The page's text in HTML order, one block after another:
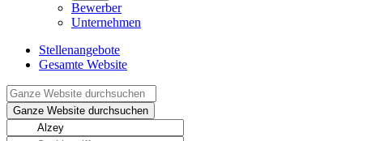
Bewerber
Unternehmen
Stellenangebote
Gesamte Website